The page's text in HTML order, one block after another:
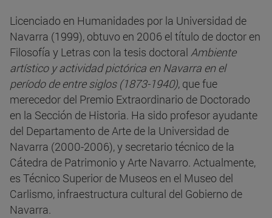
Licenciado en Humanidades por la Universidad de
Navarra (1999), obtuvo en 2006 el título de doctor en
Filosofía y Letras con la tesis doctoral Ambiente
artístico y actividad pictórica en Navarra en el
período de entre siglos (1873-1940), que fue
merecedor del Premio Extraordinario de Doctorado
en la Sección de Historia. Ha sido profesor ayudante
del Departamento de Arte de la Universidad de
Navarra (2000-2006), y secretario técnico de la
Cátedra de Patrimonio y Arte Navarro. Actualmente,
es Técnico Superior de Museos en el Museo del
Carlismo, infraestructura cultural del Gobierno de
Navarra.